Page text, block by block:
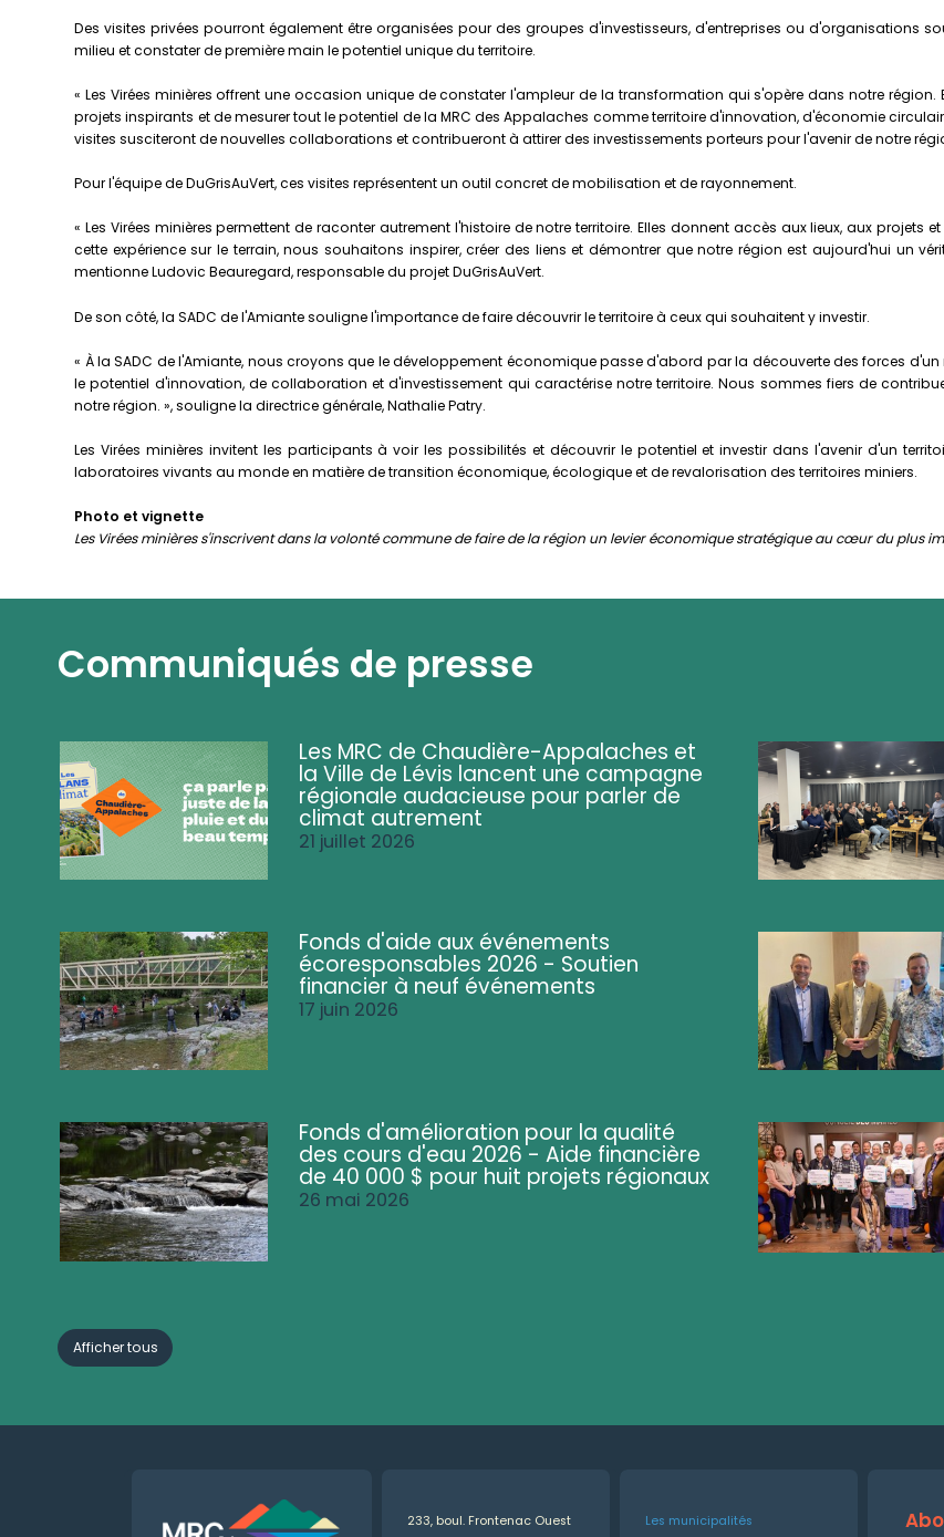
Des visites privées pourront également être organisées pour des groupes d'investisseurs, d'entreprises ou d'organisations
milieu et constater de première main le potentiel unique du territoire.
« Les Virées minières offrent une occasion unique de constater l'ampleur de la transformation qui s'opère dans notre
projets inspirants et de mesurer tout le potentiel de la MRC des Appalaches comme territoire d'innovation, d'économie
visites susciteront de nouvelles collaborations et contribueront à attirer des investissements porteurs pour l'avenir de notre
Pour l'équipe de DuGrisAuVert, ces visites représentent un outil concret de mobilisation et de rayonnement.
« Les Virées minières permettent de raconter autrement l'histoire de notre territoire. Elles donnent accès aux lieux, aux
cette expérience sur le terrain, nous souhaitons inspirer, créer des liens et démontrer que notre région est aujourd'hui un
mentionne Ludovic Beauregard, responsable du projet DuGrisAuVert.
De son côté, la SADC de l'Amiante souligne l'importance de faire découvrir le territoire à ceux qui souhaitent y investir.
« À la SADC de l'Amiante, nous croyons que le développement économique passe d'abord par la découverte des forces
le potentiel d'innovation, de collaboration et d'investissement qui caractérise notre territoire. Nous sommes fiers de
notre région. », souligne la directrice générale, Nathalie Patry.
Les Virées minières invitent les participants à voir les possibilités et découvrir le potentiel et investir dans l'avenir d'un
laboratoires vivants au monde en matière de transition économique, écologique et de revalorisation des territoires miniers.
Photo et vignette
Les Virées minières s'inscrivent dans la volonté commune de faire de la région un levier économique stratégique au cœur du plus
Communiqués de presse
Les MRC de Chaudière-Appalaches et
la Ville de Lévis lancent une campagne
régionale audacieuse pour parler de
climat autrement
21 juillet 2026
Fonds d'aide aux événements
écoresponsables 2026 - Soutien
financier à neuf événements
17 juin 2026
Fonds d'amélioration pour la qualité
des cours d'eau 2026 - Aide financière
de 40 000 $ pour huit projets régionaux
26 mai 2026
Afficher tous
233, boul. Frontenac Ouest
Les municipalités